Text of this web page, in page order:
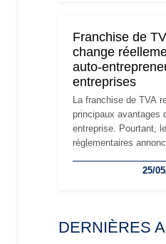
réglementaire plus
principaux
à prendre pour éviter
surprises.
Franchise de
change
auto-
entreprises
La franchise de TVA
principaux avantages
entreprise. Pourtant,
réglementaires
les auto-
évoluent dans un
25/
DERNIÈRES